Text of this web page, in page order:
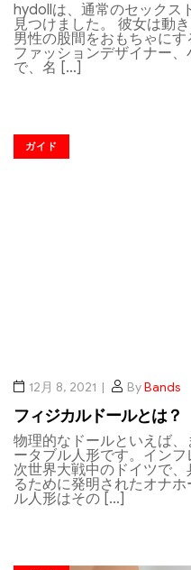
hydollは、通常のセックス
見つけました。 彼女は動
男性の股間をおもちゃに
ファッションデザイナー
で、名 […]
ガイド
12月 8, 2021 ByBands
フィジカルドールとは？
物理的なドールといえば
ータブル人形です。イン
次世界大戦中のドイツで
るために発明されたオナ
ル人形はその […]